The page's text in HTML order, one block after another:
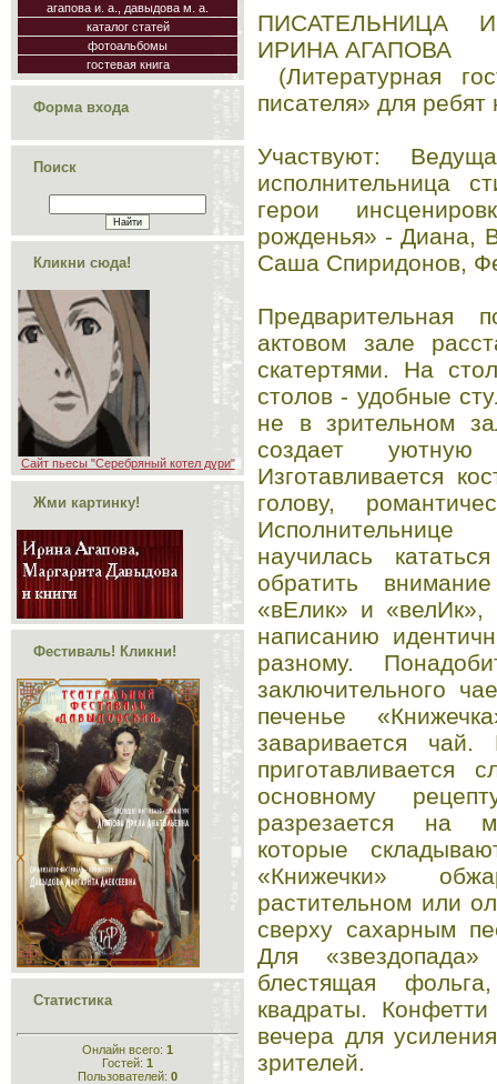
агапова и. а., давыдова м. а.
каталог статей
фотоальбомы
гостевая книга
Форма входа
Поиск
Кликни сюда!
Сайт пьесы "Серебряный котел дури"
Жми картинку!
Фестиваль! Кликни!
Статистика
Онлайн всего: 1
Гостей: 1
Пользователей: 0
ПИСАТЕЛЬНИЦА
ИРИНА АГАПОВА
(Литературная
писателя» для
Участвуют:
исполнительница
герои
рожденья» - Диана,
Саша Спиридонов,
Предварительная
актовом зале
скатертями. На
столов - удобные
не в зрительном
создает
Изготавливается
голову,
научилась
обратить
«вЕлик» и «велИк»,
написанию
разному.
заключительного
печенье
заваривается чай.
приготавливается
основному
разрезается на
которые
«Книжечки»
растительном или
сверху сахарным
Для
блестящая
квадраты.
вечера для
зрителей.